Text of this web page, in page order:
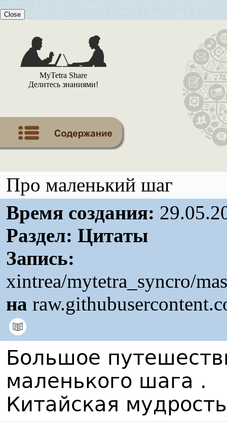
Close
MyTetra Share
Делитесь знаниями!
Про маленький шаг
Время создания:
Раздел: Цитаты
Запись:
xintrea/mytetra_syncro/
на
Большое
маленького шага .
Китайская мудрость